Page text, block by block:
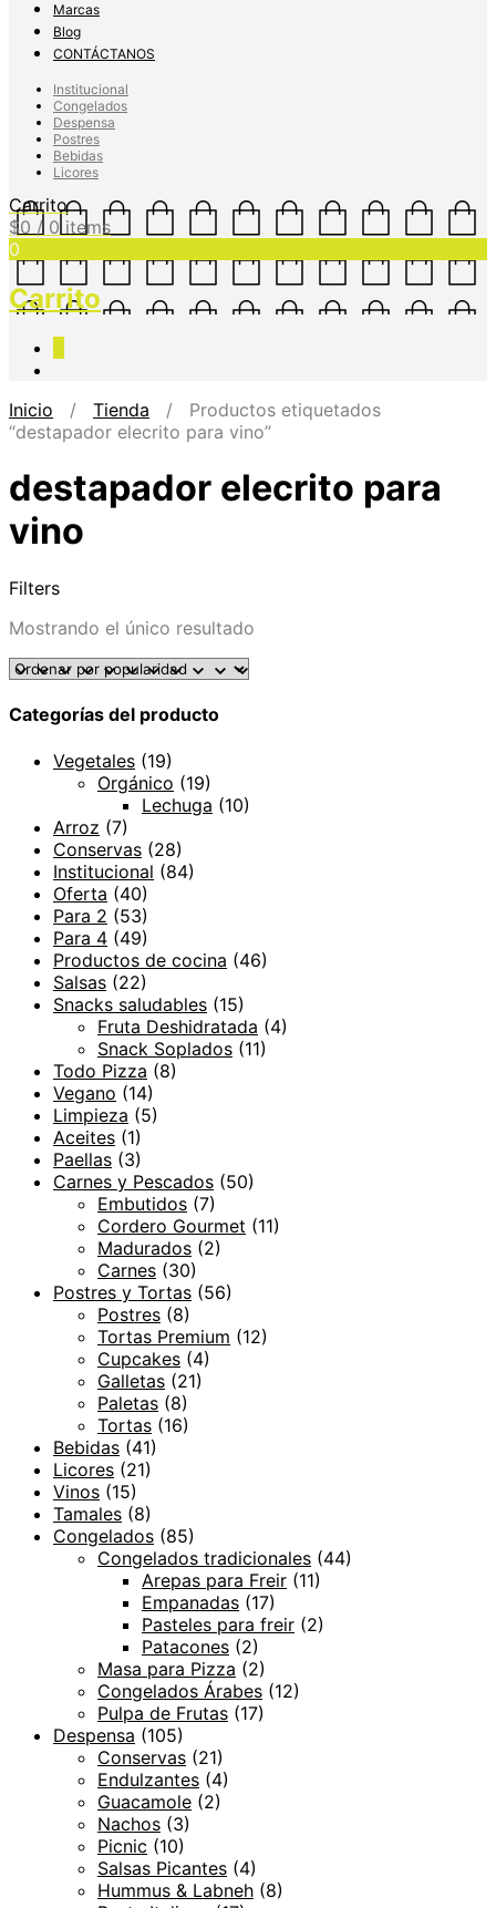
Marcas
Blog
CONTÁCTANOS
Institucional
Congelados
Despensa
Postres
Bebidas
Licores
Carrito
$0 / 0 items
0
Carrito
Inicio / Tienda / Productos etiquetados
“destapador elecrito para vino”
destapador elecrito para
vino
Filters
Mostrando el único resultado
Categorías del producto
Vegetales (19)
Orgánico (19)
Lechuga (10)
Arroz (7)
Conservas (28)
Institucional (84)
Oferta (40)
Para 2 (53)
Para 4 (49)
Productos de cocina (46)
Salsas (22)
Snacks saludables (15)
Fruta Deshidratada (4)
Snack Soplados (11)
Todo Pizza (8)
Vegano (14)
Limpieza (5)
Aceites (1)
Paellas (3)
Carnes y Pescados (50)
Embutidos (7)
Cordero Gourmet (11)
Madurados (2)
Carnes (30)
Postres y Tortas (56)
Postres (8)
Tortas Premium (12)
Cupcakes (4)
Galletas (21)
Paletas (8)
Tortas (16)
Bebidas (41)
Licores (21)
Vinos (15)
Tamales (8)
Congelados (85)
Congelados tradicionales (44)
Arepas para Freir (11)
Empanadas (17)
Pasteles para freir (2)
Patacones (2)
Masa para Pizza (2)
Congelados Árabes (12)
Pulpa de Frutas (17)
Despensa (105)
Conservas (21)
Endulzantes (4)
Guacamole (2)
Nachos (3)
Picnic (10)
Salsas Picantes (4)
Hummus & Labneh (8)